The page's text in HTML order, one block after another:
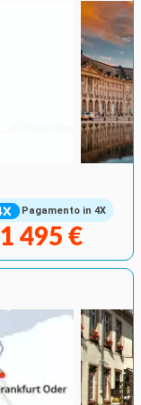
Pagamento in 4X
1 495 €